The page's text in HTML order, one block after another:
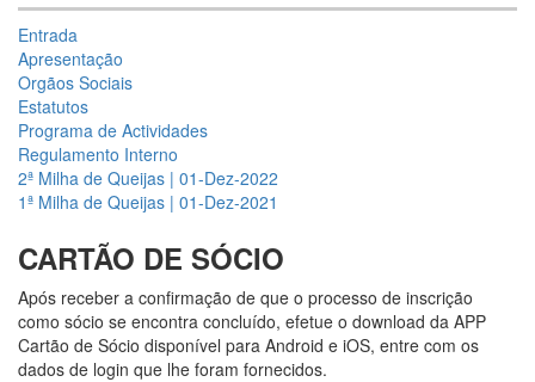
Entrada
Apresentação
Orgãos Sociais
Estatutos
Programa de Actividades
Regulamento Interno
2ª Milha de Queijas | 01-Dez-2022
1ª Milha de Queijas | 01-Dez-2021
CARTÃO DE SÓCIO
Após receber a confirmação de que o processo de inscrição
como sócio se encontra concluído, efetue o download da APP
Cartão de Sócio disponível para Android e iOS, entre com os
dados de login que lhe foram fornecidos.